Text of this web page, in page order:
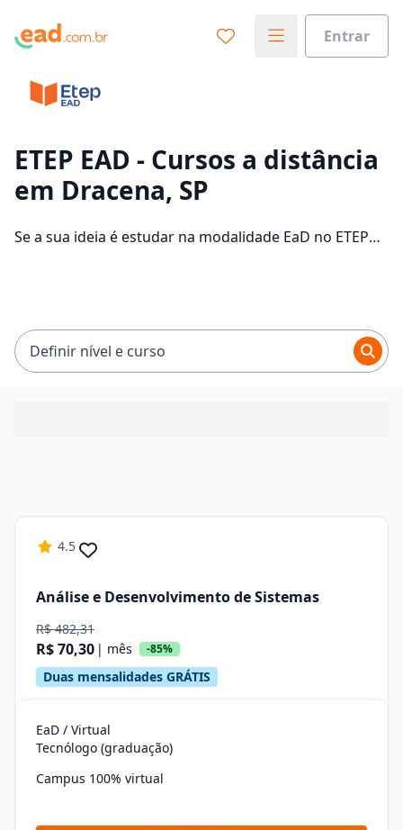
Entrar
Vamos te guiar no caminho ideal para seus estudos
Sim, já sei
ETEP EAD - Cursos a distância
em Dracena, SP
Se a sua ideia é estudar na modalidade EaD no ETEP
Definir nível e curso
4.5
Análise e Desenvolvimento de Sistemas
R$ 482,31
R$ 70,30 | mês -85%
Duas mensalidades GRÁTIS
EaD / Virtual
Tecnólogo (graduação)
Campus 100% virtual